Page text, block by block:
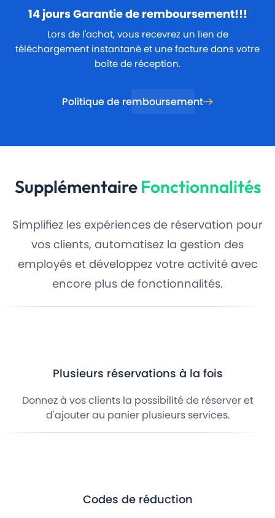
14 joursGarantie de remboursement!!!
Lors de l'achat, vous recevrez un lien de
téléchargement instantané et une facture dans votre
boîte de réception.
Politique de remboursement
Supplémentaire Fonctionnalités
Simplifiez les expériences de réservation pour
vos clients, automatisez la gestion des
employés et développez votre activité avec
encore plus de fonctionnalités.
Plusieurs réservations à la fois
Donnez à vos clients la possibilité de réserver et
d'ajouter au panier plusieurs services.
Codes de réduction